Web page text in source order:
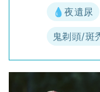
💧夜遺尿
鬼剃頭/斑